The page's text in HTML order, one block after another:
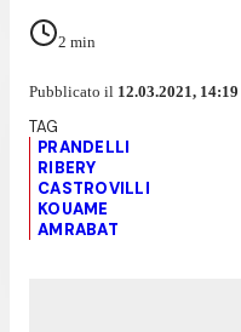
2 min
Pubblicato il 12.03.2021, 14:19
PRANDELLI
RIBERY
CASTROVILLI
KOUAME
AMRABAT